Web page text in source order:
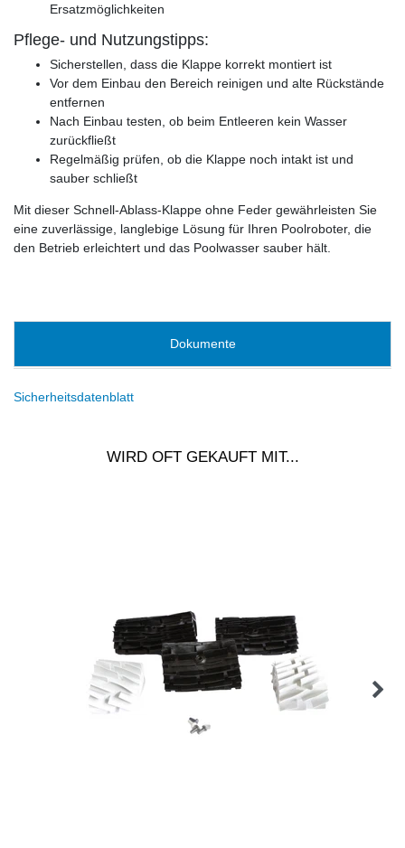
Ersatzmöglichkeiten
Pflege- und Nutzungstipps:
Sicherstellen, dass die Klappe korrekt montiert ist
Vor dem Einbau den Bereich reinigen und alte Rückstände
entfernen
Nach Einbau testen, ob beim Entleeren kein Wasser
zurückfließt
Regelmäßig prüfen, ob die Klappe noch intakt ist und
sauber schließt
Mit dieser Schnell-Ablass-Klappe ohne Feder gewährleisten Sie
eine zuverlässige, langlebige Lösung für Ihren Poolroboter, die
den Betrieb erleichtert und das Poolwasser sauber hält.
Dokumente
Sicherheitsdatenblatt
WIRD OFT GEKAUFT MIT...